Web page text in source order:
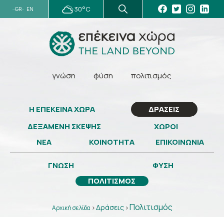
GR EN 30°C
γνώση φύση πολιτισμός
Η ΕΠΕΚΕΙΝΑ ΧΩΡΑ
ΔΡΑΣΕΙΣ
ΔΕΞΑΜΕΝΗ ΣΚΕΨΗΣ
ΧΩΡΟΙ
ΝΕΑ
ΚΟΙΝΟΤΗΤΑ ΕΠΙΚΟΙΝΩΝΙΑ
ΓΝΩΣΗ
ΦΥΣΗ
ΠΟΛΙΤΙΣΜΟΣ
Αρχική σελίδα >Δράσεις>Πολιτισμός